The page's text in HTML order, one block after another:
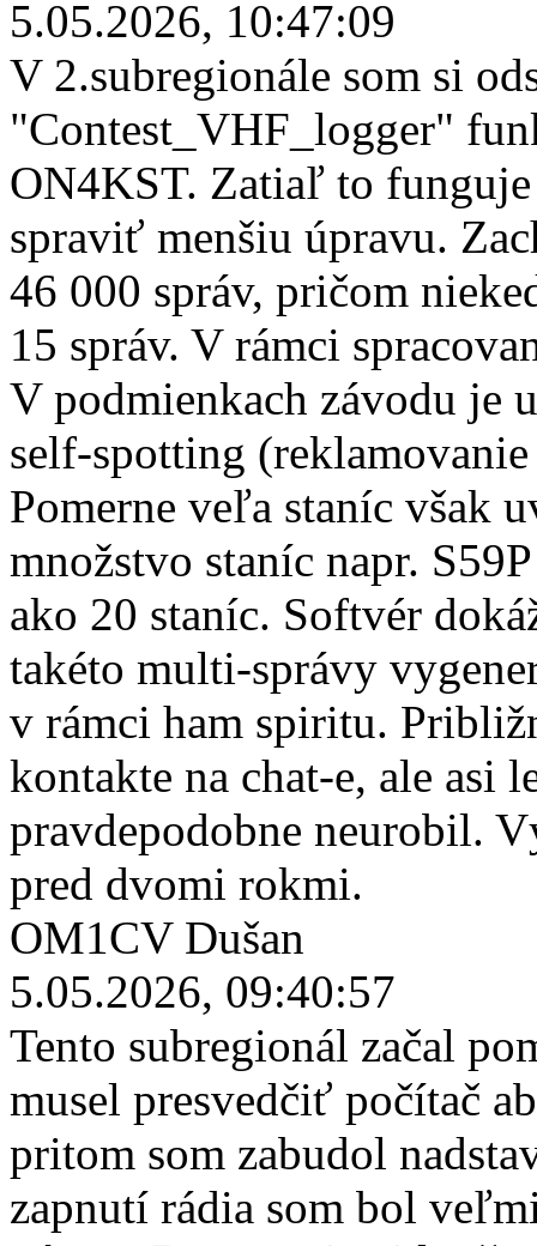
5.05.2026, 10:47:09
V 2.subregionále som si
"Contest_VHF_logger"
ON4KST. Zatiaľ to
spraviť menšiu úpravu.
46 000 správ, pričom
15 správ. V rámci
V podmienkach závodu je
self-spotting
Pomerne veľa staníc však
množstvo staníc napr.
ako 20 staníc. Softvér
takéto multi-správy
v rámci ham spiritu.
kontakte na chat-e, ale asi
pravdepodobne neurobil.
pred dvomi rokmi.
OM1CV Dušan
5.05.2026, 09:40:57
Tento subregionál začal
musel presvedčiť počítač
pritom som zabudol
zapnutí rádia som bol